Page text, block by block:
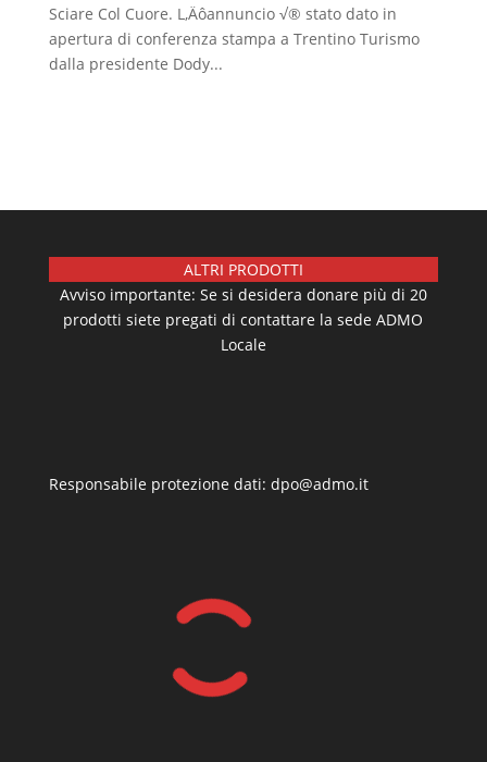
Sciare Col Cuore. L‚Äôannuncio √® stato dato in
apertura di conferenza stampa a Trentino Turismo
dalla presidente Dody...
ALTRI PRODOTTI
Avviso importante: Se si desidera donare più di 20
prodotti siete pregati di contattare la sede ADMO
Locale
Responsabile protezione dati: dpo@admo.it